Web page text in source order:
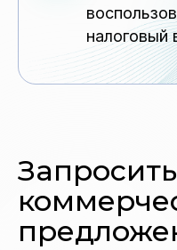
налоговый
Запросить